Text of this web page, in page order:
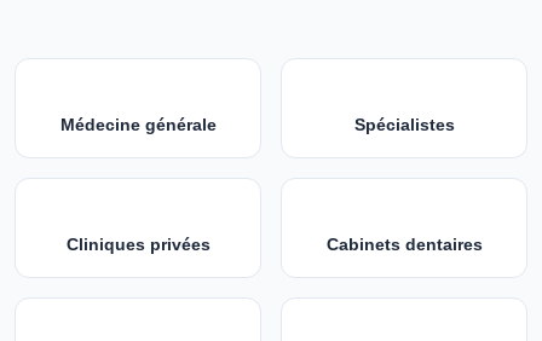
Médecine générale Spécialistes
Cliniques privées Cabinets dentaires